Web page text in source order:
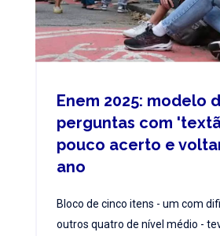
Enem 2025: modelo
perguntas com
pouco acerto e
ano
Bloco de cinco itens - um com
outros quatro de nível médio -